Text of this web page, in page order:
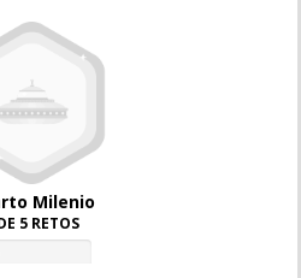
Milenio
5 RETOS